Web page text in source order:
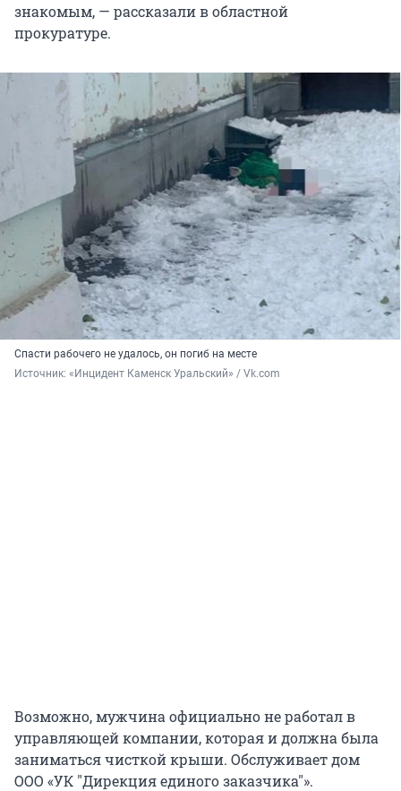
знакомым, — рассказали в областной
прокуратуре.
Спасти рабочего не удалось, он погиб на месте
Источник: «Инцидент Каменск Уральский» / Vk.com
Возможно, мужчина официально не работал в
управляющей компании, которая и должна была
заниматься чисткой крыши. Обслуживает дом
ООО «УК "Дирекция единого заказчика"».